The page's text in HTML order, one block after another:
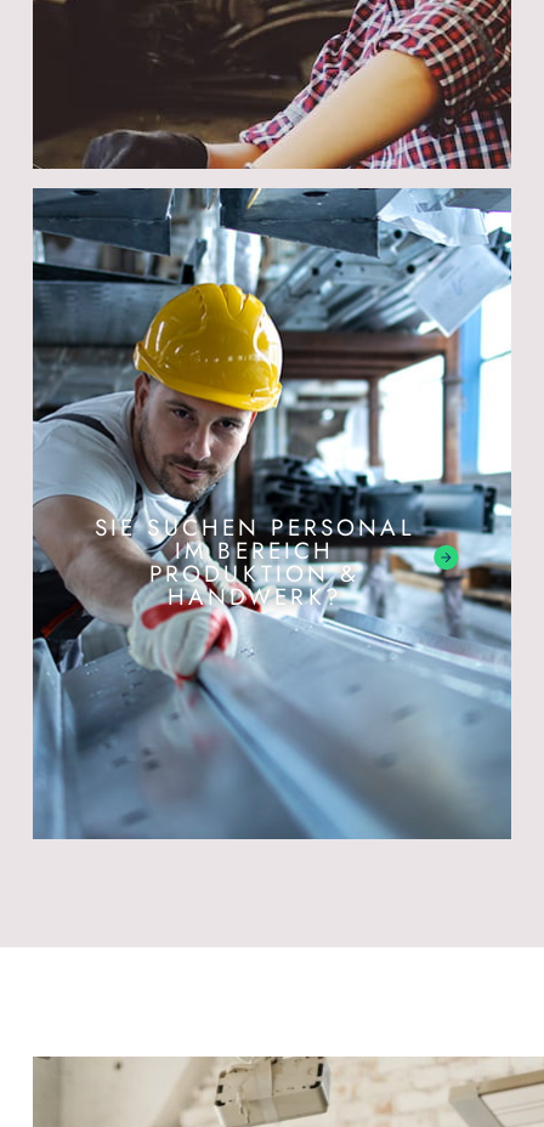
SIE SUCHEN PERSONAL
IM BEREICH
PRODUKTION &
HANDWERK?